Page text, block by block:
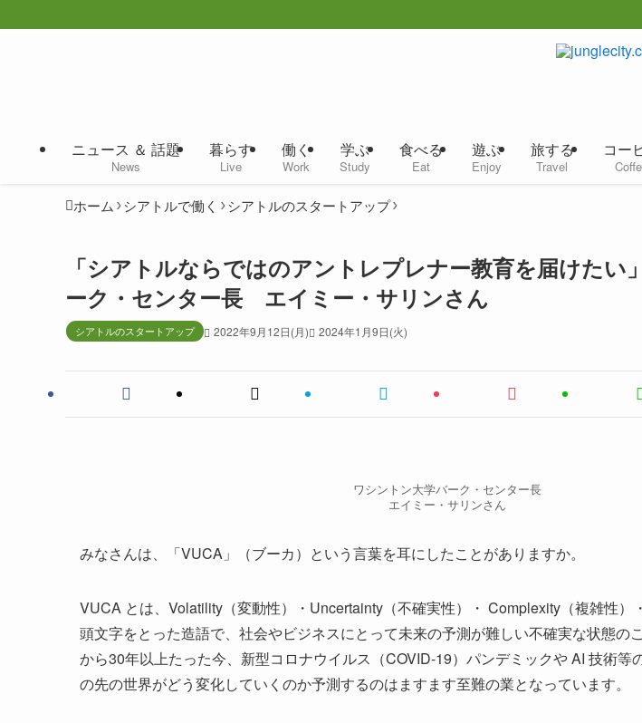
ニュース ＆ 話題
News
暮らす
Live
働く
Work
学ぶ
Study
食べる
Eat
遊ぶ
Enjoy
旅する
Travel
コー
ホーム シアトルで働く シアトルのスタートアップ
「シアトルならではのアントレプレナー教育を届けたい
ーク・センター長 エイミー・サリンさん
シアトルのスタートアップ 2022年9月12日(月) 2024年1月9日(火)
ワシントン大学バーク・センター長
エイミー・サリンさん
みなさんは、「VUCA」（ブーカ）という言葉を耳にしたことがありますか。
VUCA とは、Volatility（変動性）・Uncertainty（不確実性）・ Complexity（複雑性）
頭文字をとった造語で、社会やビジネスにとって未来の予測が難しい不確実な状態の
から30年以上たった今、新型コロナウイルス（COVID-19）パンデミックや AI 技術等
の先の世界がどう変化していくのか予測するのはますます至難の業となっています。